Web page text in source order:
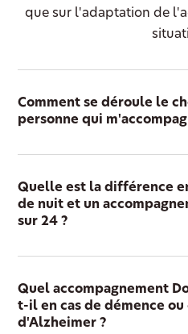
que sur l'adaptation de
Comment se déroule le
personne qui
Quelle est la différence
de nuit et un
sur 24 ?
Quel accompagnement
t-il en cas de démence ou
d'Alzheimer ?